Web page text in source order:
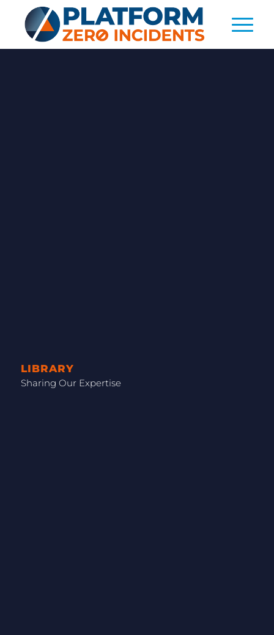
LIBRARY
Sharing Our Expertise